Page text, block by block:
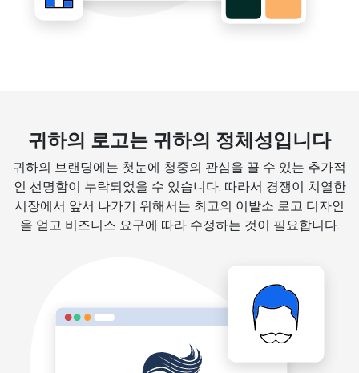
귀하의 로고는 귀하의 정체성입니다
귀하의 브랜딩에는 첫눈에 청중의 관심을 끌 수 있는 추가적
인 선명함이 누락되었을 수 있습니다. 따라서 경쟁이 치열한
시장에서 앞서 나가기 위해서는 최고의 이발소 로고 디자인
을 얻고 비즈니스 요구에 따라 수정하는 것이 필요합니다.